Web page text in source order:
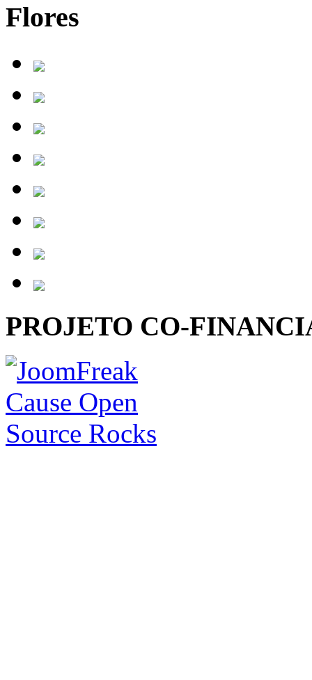
Flores
PROJETO CO-